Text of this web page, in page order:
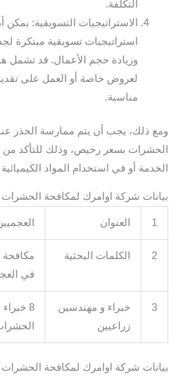
التكلفة.
الاستراتيجيات التسويقية:
استراتيجيات تسويقية مبتكرة
وزيادة حجم الأعمال. قد تشمل
لعروض خاصة أو العمل على
مناسبة.
ومع ذلك، يجب أن يتم ممارسة الحذر
الحشرات بسعر رخيص، وذلك للتأكد من
الخدمة أو في استخدام المواد
بيانات شركة اوامرك لمكافحة
1 العنوان
2 الكلمات البحثية
في
3
خبراء و مهندسين
زراعيين
8
بيانات شركة اوامرك لمكافحة